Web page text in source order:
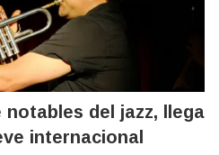
del jazz, llega
internacional